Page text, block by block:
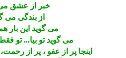
خبر از عشق
از بندگی می
می گوید این بار
می گوید تو بیا... تو فقط
اینجا پر از عفو ، پر از